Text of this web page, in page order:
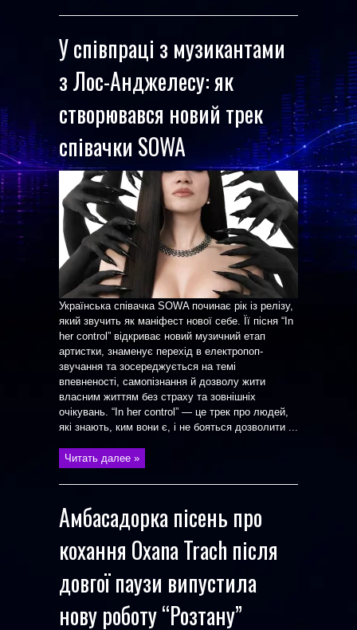
У співпраці з музикантами
з Лос-Анджелесу: як
створювався новий трек
співачки SOWA
Українська співачка SOWA починає рік із релізу,
який звучить як маніфест нової себе. Її пісня “In
her control” відкриває новий музичний етап
артистки, знаменує перехід в електропоп-
звучання та зосереджується на темі
впевненості, самопізнання й дозволу жити
власним життям без страху та зовнішніх
очікувань. “In her control” — це трек про людей,
які знають, ким вони є, і не бояться дозволити ...
Читать далее »
Амбасадорка пісень про
кохання Oxana Trach після
довгої паузи випустила
нову роботу “Розтану”